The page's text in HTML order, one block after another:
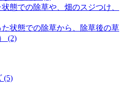
態での除草や、畑のスジつけ、
状態での除草から、除草後の草
(2)
(5)